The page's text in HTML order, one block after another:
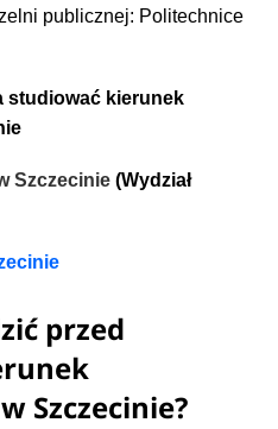
publicznej: Politechnice
studiować kierunek
Szczecinie (Wydział
przed
Szczecinie?